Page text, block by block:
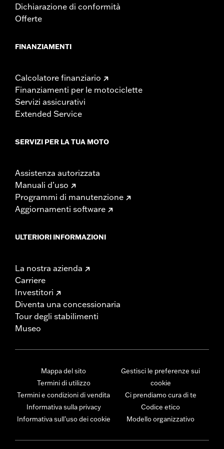
Dichiarazione di conformità
Offerte
FINANZIAMENTI
Calcolatore finanziario
Finanziamenti per le motociclette
Servizi assicurativi
Extended Service
SERVIZI PER LA TUA MOTO
Assistenza autorizzata
Manuali d’uso
Programmi di manutenzione
Aggiornamenti software
ULTERIORI INFORMAZIONI
La nostra azienda
Carriere
Investitori
Diventa una concessionaria
Tour degli stabilimenti
Museo
Mappa del sito
Termini di utilizzo
Termini e condizioni di vendita
Informativa sulla privacy
Informativa sull’uso dei cookie
Gestisci le preferenze sui
cookie
Ci prendiamo cura di te
Codice etico
Modello organizzativo